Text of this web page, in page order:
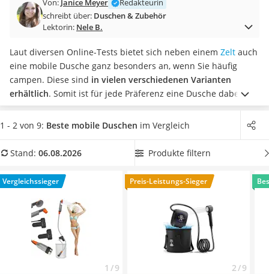
Bürohocker
Außenleuchte mit Kamera
Akku-Tischlampe
Konferenzmikrofon
Klappmatratze
Duschkopf mit Kalkfilter
Aktenvernichter Sicherheitsstufe 4
Bettgitter
Topper 100 x 200
Höhenverstellbarer Schreibtisch
Matratze 90 x 200 cm
Von: Janice Meyer
Redakteurin
schreibt über: Duschen & Zubehör
Lektorin: Nele B.
Laut diversen Online-Tests bietet sich neben einem Zelt auch
eine mobile Dusche ganz besonders an, wenn Sie häufig
campen. Diese sind in vielen verschiedenen Varianten
erhältlich. Somit ist für jede Präferenz eine Dusche dabei,
sodass Sie die Dusche auf dem Campingplatz nicht mehr
bezahlen müssen. Wählen Sie jetzt aus unserer
Wasserdurchfluss
, damit Sie sich noch schneller duschen
das ModellZooma mi14010939_2BAT* mit seinen
Eigenschaften.
1 - 2 von 9: Beste mobile Duschen im Vergleich
Stand: 06.08.2026 Produkte filtern
Vergleichssieger
1 / 9
Preis-Leistungs-Sieger
2 / 9